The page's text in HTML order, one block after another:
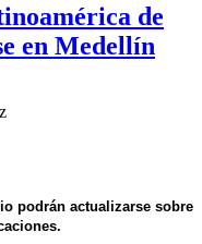
de
en Medellín
podrán actualizarse sobre